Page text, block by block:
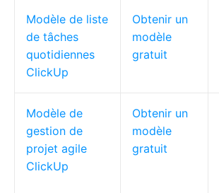
Modèle de liste
de tâches
quotidiennes
ClickUp
Obtenir un
modèle
gratuit
Modèle de
gestion de
projet agile
ClickUp
Obtenir un
modèle
gratuit